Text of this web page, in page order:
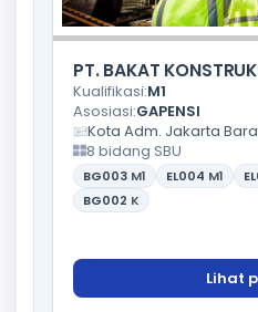
PT. BAKAT
Kualifikasi:M1
Asosiasi:GAPENSI
Kota Adm. Jakarta
8 bidang SBU
BG003 M1 EL004 M1
BG002 K
Lihat